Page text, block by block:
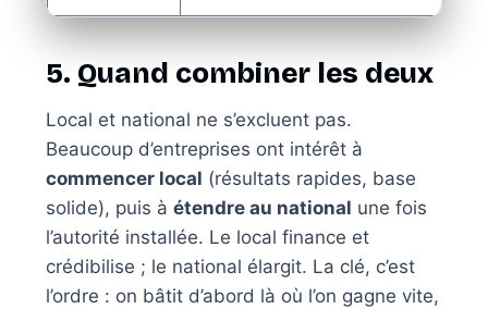
5. Quand combiner les deux
Local et national ne s’excluent pas.
Beaucoup d’entreprises ont intérêt à
commencer local (résultats rapides, base
solide), puis à étendre au national une fois
l’autorité installée. Le local finance et
crédibilise ; le national élargit. La clé, c’est
l’ordre : on bâtit d’abord là où l’on gagne vite,